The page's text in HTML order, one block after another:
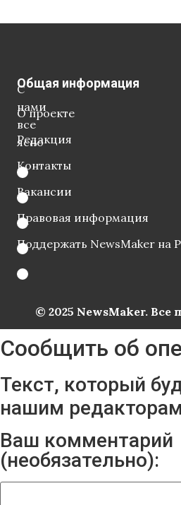
С
нами
все
ясно
Общая информация
О проекте
Редакция
Контакты
Вакансии
Правовая информация
Поддержать NewsMaker на
© 2025 NewsMaker. Все
Сообщить об
Текст, который
нашим
Ваш комментарий
(необязательно):